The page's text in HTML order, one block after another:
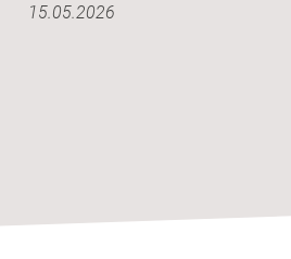
15.05.2026